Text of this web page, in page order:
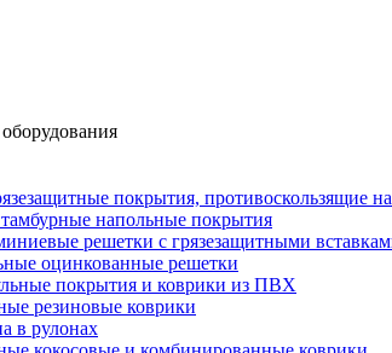
покрытия, противоскользящие
напольные покрытия
решетки с грязезащитными
оцинкованные решетки
покрытия и коврики из ПВХ
резиновые коврики
в рулонах